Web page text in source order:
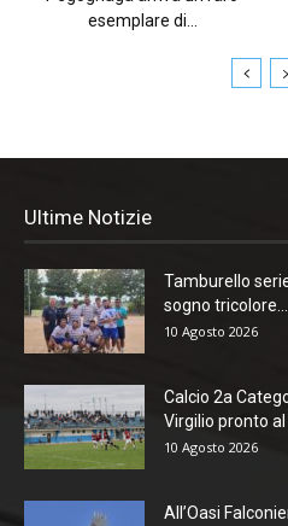
esemplare di...
Ultime Notizie
Tamburello
sogno tricolore...
10 Agosto 2026
Calcio 2a
Virgilio pronto al
10 Agosto 2026
All’Oasi